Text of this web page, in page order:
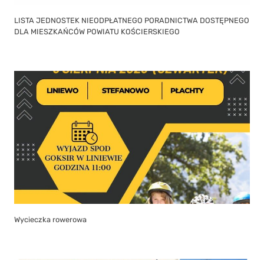
LISTA JEDNOSTEK NIEODPŁATNEGO PORADNICTWA DOSTĘPNEGO
DLA MIESZKAŃCÓW POWIATU KOŚCIERSKIEGO
Wycieczka rowerowa